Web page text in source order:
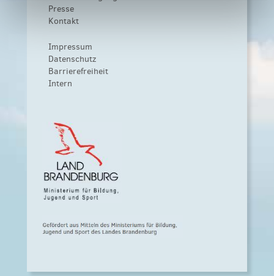
Presse
Kontakt
Impressum
Datenschutz
Barrierefreiheit
Intern